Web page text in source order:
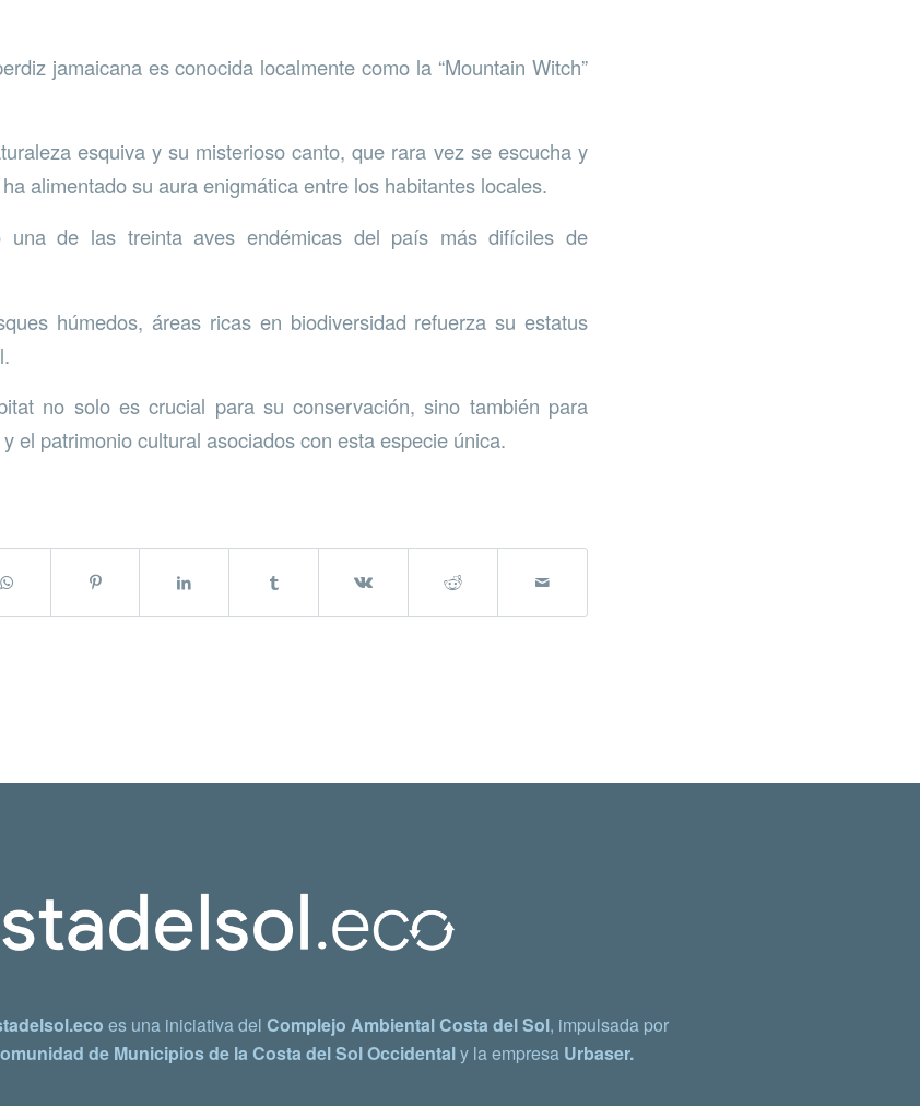
jamaicana es conocida localmente como la “Mountain Witch”
esquiva y su misterioso canto, que rara vez se escucha y
alimentado su aura enigmática entre los habitantes locales.
una de las treinta aves endémicas del país más difíciles de
húmedos, áreas ricas en biodiversidad refuerza su estatus
no solo es crucial para su conservación, sino también para
el patrimonio cultural asociados con esta especie única.
es una iniciativa del Complejo Ambiental Costa del Sol, impulsada por
de Municipios de la Costa del Sol Occidentaly la empresa Urbaser.